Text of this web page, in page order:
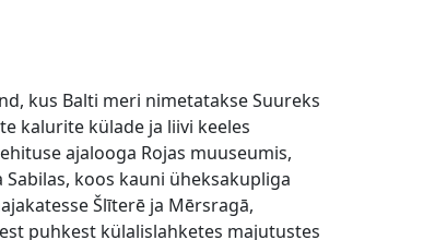
kus Balti meri nimetatakse Suureks
kalurite külade ja liivi keeles
ajalooga Rojas muuseumis,
koos kauni üheksakupliga
Šlīterē ja Mērsragā,
puhkest külalislahketes majutustes